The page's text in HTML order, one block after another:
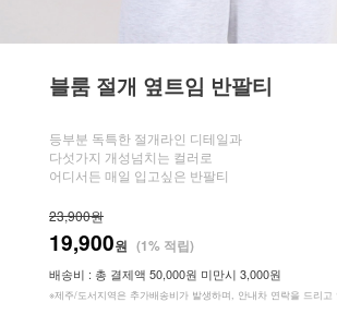
블룸 절개 옆트임 반팔티
등부분 독특한 절개라인 디테일과
다섯가지 개성넘치는 컬러로
어디서든 매일 입고싶은 반팔티
23,900원
19,900원 (1% 적립)
배송비 : 총 결제액 50,000원 미만시 3,000원
※제주/도서지역은 추가배송비가 발생하며, 안내차 연락을 드리고